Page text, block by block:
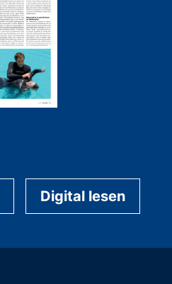
Digital lesen